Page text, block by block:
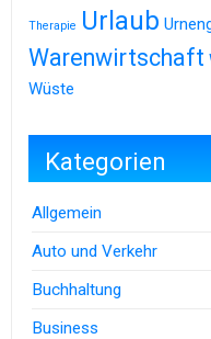
Therapie Urlaub
Warenwirtschaft
Wüste
Kategorien
Allgemein
Auto und Verkehr
Buchhaltung
Business